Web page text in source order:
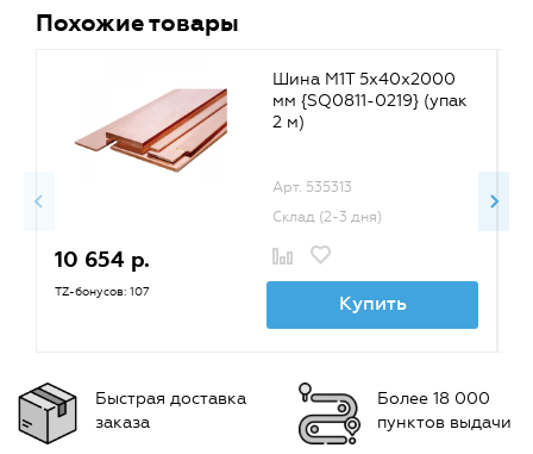
Похожие товары
Шина М1Т 5х40х2000
мм {SQ0811-0219} (упак
2 м)
Арт. 535313
Склад (2-3 дня)
10 654 р.
TZ-бонусов: 107 Купить
Быстрая доставка
заказа
Более 18 000
пунктов выдачи